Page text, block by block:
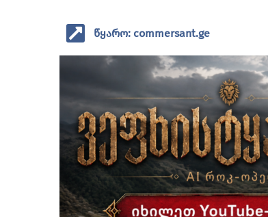
წყარო: commersant.ge